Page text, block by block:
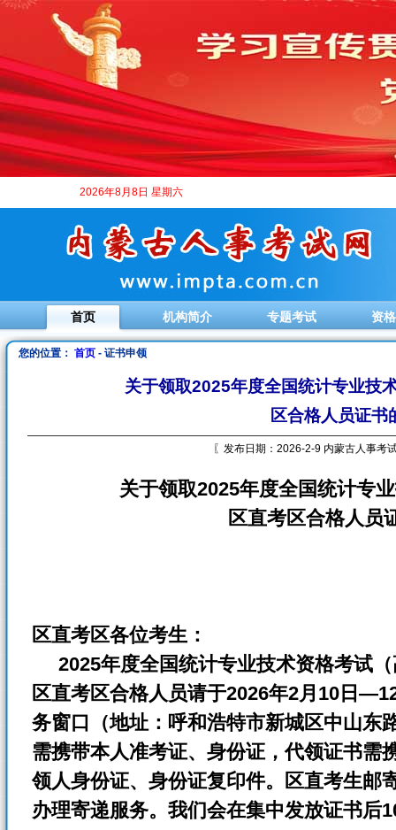
2026年8月8日 星期六
首页 机构简介 专题考试 资
您的位置： 首页- 证书申领
关于领取2025年度全国统计专业技
区合格人员证书
〖发布日期：2026-2-9 内蒙古人事考
关于领取2025年度全国统计专
区直考区合格人员
区直考区各位考生：
2025年度全国统计专业技术资格考试
区直考区合格人员请于2026年2月10日
务窗口（地址：呼和浩特市新城区中山东
需携带本人准考证、身份证，代领证书需
领人身份证、身份证复印件。区直考生邮
办理寄递服务。我们会在集中发放证书后